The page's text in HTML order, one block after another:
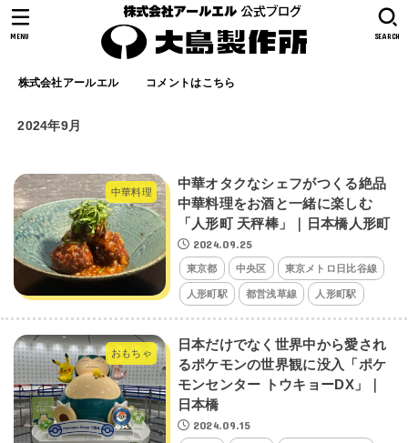
株式会社アールエル コメントはこちら
SEARCH
MENU
2024年9月
中華料理
中華オタクなシェフがつくる絶品
中華料理をお酒と一緒に楽しむ
「人形町 天秤棒」｜日本橋人形町
2024.09.25
東京都 中央区 東京メトロ日比谷線
人形町駅 都営浅草線 人形町駅
おもちゃ
日本だけでなく世界中から愛され
るポケモンの世界観に没入「ポケ
モンセンター トウキョーDX」｜
日本橋
2024.09.15